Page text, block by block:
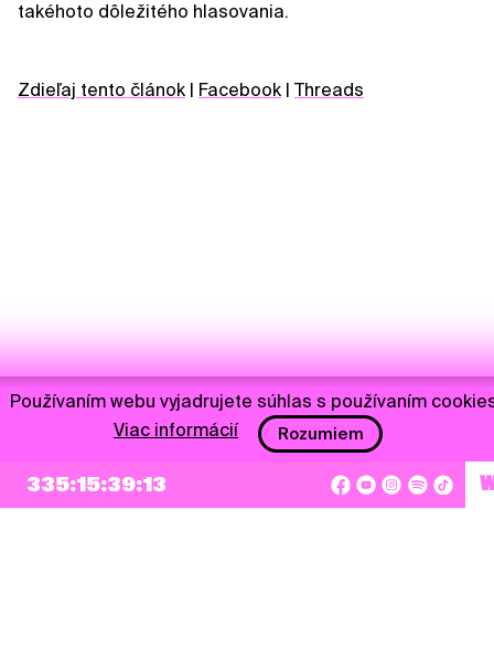
takéhoto dôležitého hlasovania.
Zdieľaj tento článok Facebook Threads
NEWSLETTER
Prihlásiť sa
Súhlasím so zapísaním mojej e-mailovej adresy do Pohoda Newslettra a využívaním
na marketingové účely.
335:15:39:13
Používaním webu vyjadrujete súhlas s používaním
Viac informácií
Rozumiem